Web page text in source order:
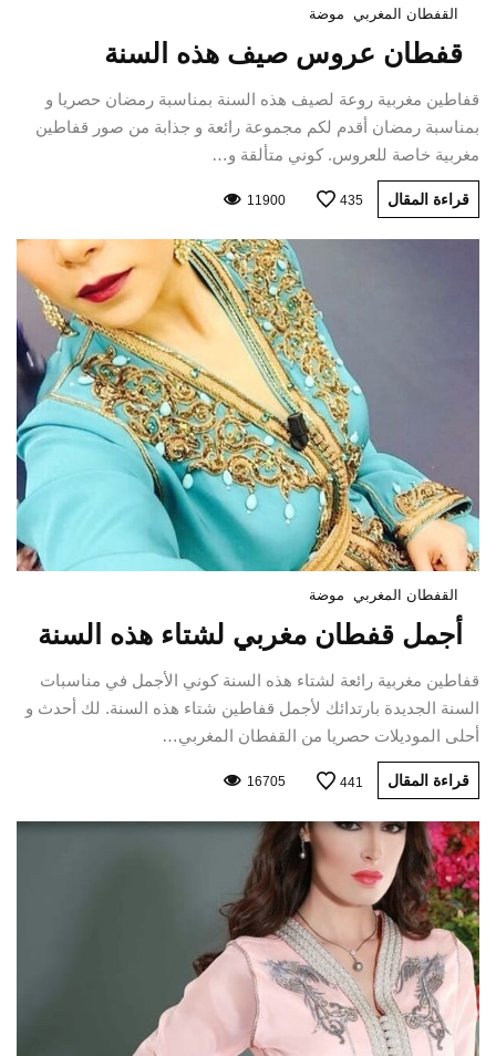
القفطان المغربي موضة
قفطان عروس صيف هذه السنة
قفاطين مغربية روعة لصيف هذه السنة بمناسبة رمضان حصريا و
بمناسبة رمضان أقدم لكم مجموعة رائعة و جذابة من صور قفاطين
مغربية خاصة للعروس. كوني متألقة و…
قراءة المقال 435
11900
القفطان المغربي موضة
أجمل قفطان مغربي لشتاء هذه السنة
قفاطين مغربية رائعة لشتاء هذه السنة كوني الأجمل في مناسبات
السنة الجديدة بارتدائك لأجمل قفاطين شتاء هذه السنة. لك أحدث و
أحلى الموديلات حصريا من القفطان المغربي…
قراءة المقال 441
16705